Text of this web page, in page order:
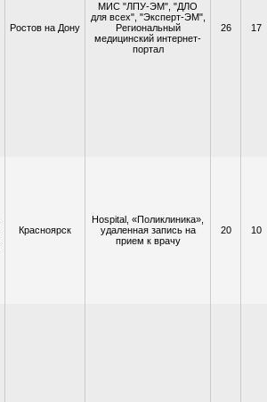
Ростов на Дону
МИС "ЛПУ-ЭМ", "ДЛО
для всех", "Эксперт-ЭМ",
Региональный
медицинский интернет-
портал
26 17
Красноярск
Hospital, «Поликлиника»,
удаленная запись на
прием к врачу
20 10